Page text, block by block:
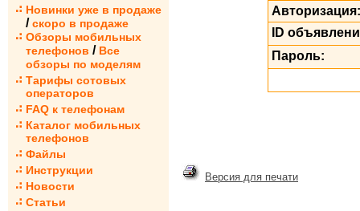
Новинки уже в продаже
/ скоро в продаже
Обзоры мобильных
телефонов / Все
обзоры по моделям
Тарифы сотовых
операторов
FAQ к телефонам
Каталог мобильных
телефонов
Файлы
Инструкции
Новости
Статьи
Авторизация:
ID
Пароль:
Версия для печати